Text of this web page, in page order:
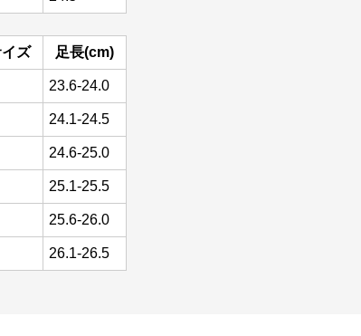
ズ 足長(cm)
23.6-24.0
24.1-24.5
24.6-25.0
25.1-25.5
25.6-26.0
26.1-26.5